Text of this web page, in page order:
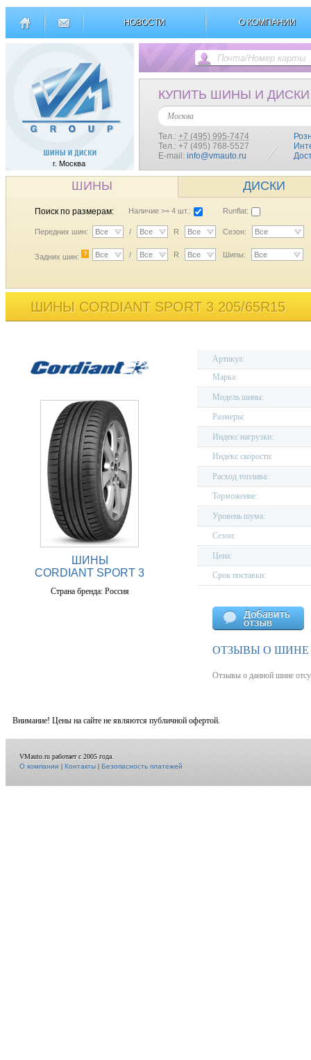
НОВОСТИ О КОМПАНИИ
г. Москва
КУПИТЬ ШИНЫ И ДИСКИ
Москва
Тел.: +7 (495) 995-7474
Тел.: +7 (495) 768-5527
E-mail: info@vmauto.ru
ШИНЫ ДИСКИ
Поиск по размерам: Наличие >= 4 шт.: Runflat:
Передних шин: Все / Все R Все Сезон: Все
Задних шин: ? Все / Все R Все Шипы: Все
ШИНЫ CORDIANT SPORT 3 205/65R15
ШИНЫ
CORDIANT SPORT 3
Страна бренда: Россия
Артикул:
Марка:
Модель шины:
Размеры:
Индекс нагрузки:
Индекс скорости:
Расход топлива:
Торможение:
Уровень шума:
Сезон:
Цена:
Срок поставки:
ОТЗЫВЫ О ШИНЕ
Отзывы о данной шине
Внимание! Цены на сайте не являются публичной офертой.
VMauto.ru работает с 2005 года.
О компании|Контакты|Безопасность платежей